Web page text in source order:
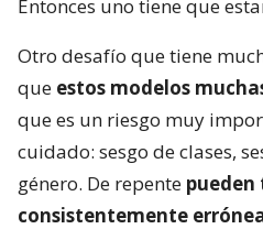
Entonces uno tiene que
Otro desafío que tiene
que estos modelos
que es un riesgo muy
cuidado: sesgo de clases,
género. De repente pueden
consistentemente